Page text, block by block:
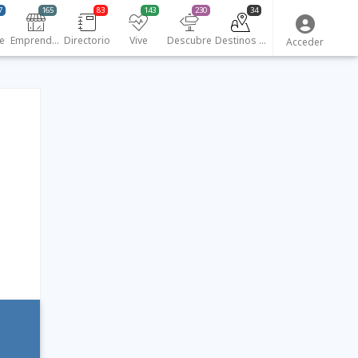
Emprendedores
165
Directorio
83
Vive
143
Descubre
230
Destinos turísticos
34
Acceder